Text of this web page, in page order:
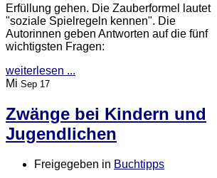
Erfüllung gehen. Die Zauberformel lautet
"soziale Spielregeln kennen". Die
Autorinnen geben Antworten auf die fünf
wichtigsten Fragen:
weiterlesen ...
Mi Sep 17
Zwänge bei Kindern und
Jugendlichen
Freigegeben in Buchtipps